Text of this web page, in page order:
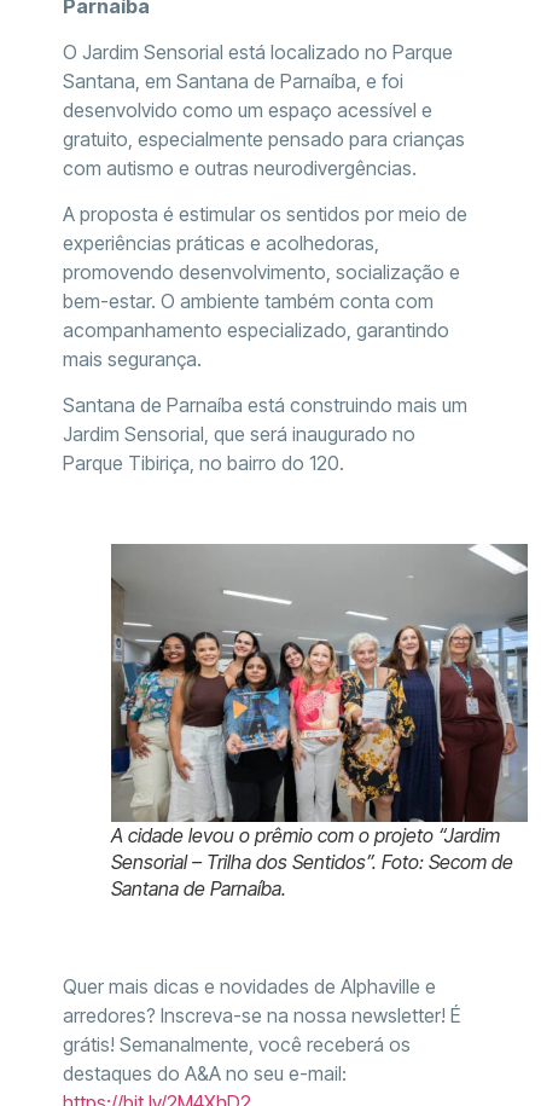
Parnaíba
O Jardim Sensorial está localizado no Parque
Santana, em Santana de Parnaíba, e foi
desenvolvido como um espaço acessível e
gratuito, especialmente pensado para crianças
com autismo e outras neurodivergências.
A proposta é estimular os sentidos por meio de
experiências práticas e acolhedoras,
promovendo desenvolvimento, socialização e
bem-estar. O ambiente também conta com
acompanhamento especializado, garantindo
mais segurança.
Santana de Parnaíba está construindo mais um
Jardim Sensorial, que será inaugurado no
Parque Tibiriça, no bairro do 120.
A cidade levou o prêmio com o projeto “Jardim
Sensorial – Trilha dos Sentidos”. Foto: Secom de
Santana de Parnaíba.
Quer mais dicas e novidades de Alphaville e
arredores? Inscreva-se na nossa newsletter! É
grátis! Semanalmente, você receberá os
destaques do A&A no seu e-mail: